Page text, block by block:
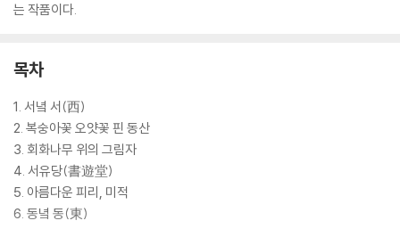
는 작품이다.
목차
1. 서녘 서(西)
2. 복숭아꽃 오얏꽃 핀 동산
3. 회화나무 위의 그림자
4. 서유당(書遊堂)
5. 아름다운 피리, 미적
6. 동녘 동(東)